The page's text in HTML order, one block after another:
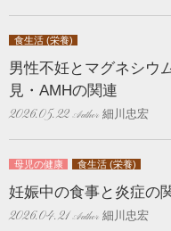
食生活 (栄養)
男性不妊とマグネシウ
見・AMHの関連
2026.05.22 細川忠宏
母児の健康 食生活 (栄養)
妊娠中の食事と炎症の
2026.04.21 細川忠宏